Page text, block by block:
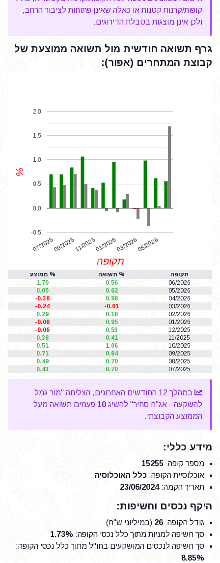
קופות/קרנות קטנות או כאלה שאינן פתוחות לציבור הרחב,
ולכן אינן מוצגות בטבלת הדירוגים.
גרף תשואה חודשית מול תשואה ממוצעת של
קבוצת המתחרים (אפור):
07/202509/202511/202501/202603/202605/2026
-0.5
0.0
0.5
1.0
1.5
2.0
תקופה
%
תקופה % תשואה
% ממוצע
06/2026
0.56
1.70
05/2026
0.62
0.05
04/2026
0.98
-0.38
03/2026
-0.01
-0.24
02/2026
0.18
0.29
01/2026
0.95
-0.08
12/2025
0.53
-0.06
11/2025
0.41
0.38
10/2025
1.06
0.51
09/2025
0.84
0.71
08/2025
0.70
0.49
07/2025
0.70
0.43
במהלך 12 החודשים האחרונים, הצליחה "מור גמל
להשקעה - אג"ח סחיר" להשיג 10 פעמים תשואה מעל
הממוצע הקבוצתי.
מידע כללי:
מספר קופה:
15255
אוכלוסיית הקופה: כלל האוכלוסיה
תאריך הקמה:
23/06/2024
היקף נכסים וחשיפות:
גודל הקופה:
26 (במיליוני ש"ח)
סך חשיפה למניות מתוך כלל נכסי הקופה:
1.73%
סך חשיפה לנכסים המושקעים בחו"ל מתוך כלל נכסי הקופה:
8.85%